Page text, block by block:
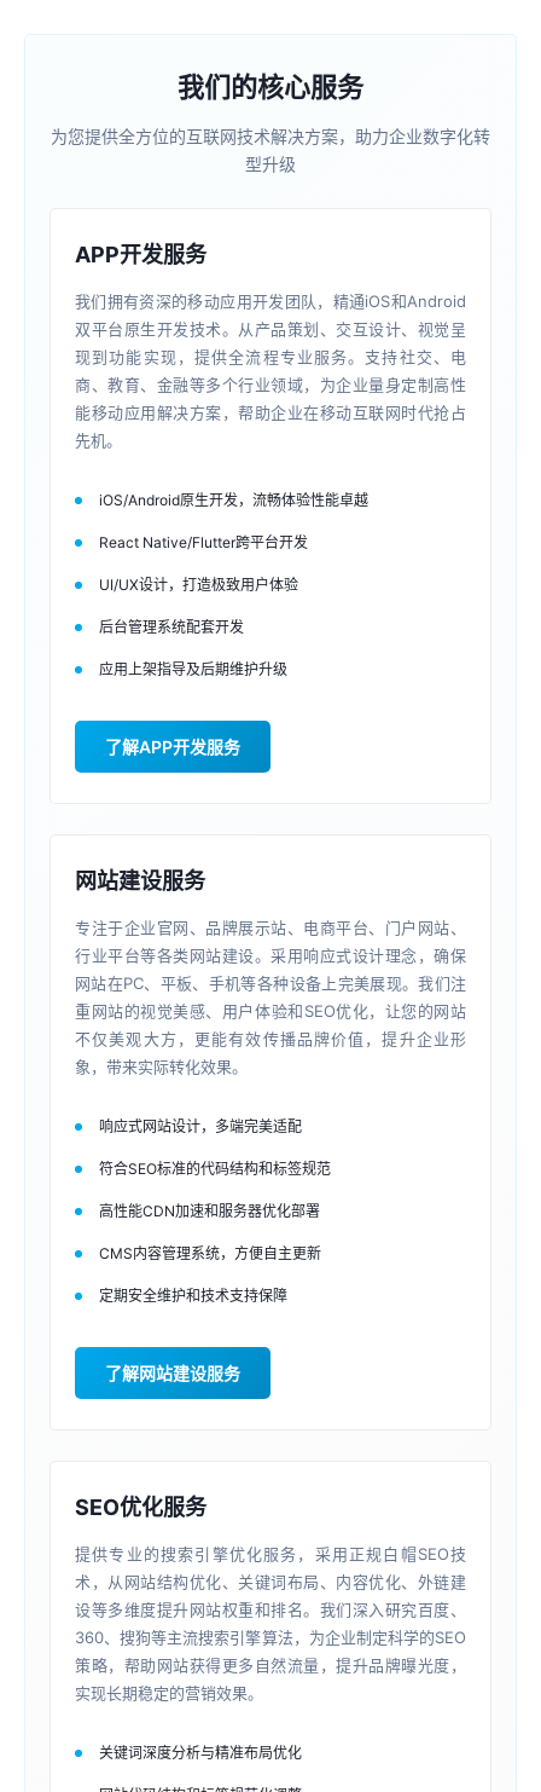
我们的核心服务
为您提供全方位的互联网技术解决方案，助力企业数字化转
型升级
APP开发服务
我们拥有资深的移动应用开发团队，精通iOS和Android
双平台原生开发技术。从产品策划、交互设计、视觉呈
现到功能实现，提供全流程专业服务。支持社交、电
商、教育、金融等多个行业领域，为企业量身定制高性
能移动应用解决方案，帮助企业在移动互联网时代抢占
先机。
iOS/Android原生开发，流畅体验性能卓越
React Native/Flutter跨平台开发
UI/UX设计，打造极致用户体验
后台管理系统配套开发
应用上架指导及后期维护升级
了解APP开发服务
网站建设服务
专注于企业官网、品牌展示站、电商平台、门户网站、
行业平台等各类网站建设。采用响应式设计理念，确保
网站在PC、平板、手机等各种设备上完美展现。我们注
重网站的视觉美感、用户体验和SEO优化，让您的网站
不仅美观大方，更能有效传播品牌价值，提升企业形
象，带来实际转化效果。
响应式网站设计，多端完美适配
符合SEO标准的代码结构和标签规范
高性能CDN加速和服务器优化部署
CMS内容管理系统，方便自主更新
定期安全维护和技术支持保障
了解网站建设服务
SEO优化服务
提供专业的搜索引擎优化服务，采用正规白帽SEO技
术，从网站结构优化、关键词布局、内容优化、外链建
设等多维度提升网站权重和排名。我们深入研究百度、
360、搜狗等主流搜索引擎算法，为企业制定科学的SEO
策略，帮助网站获得更多自然流量，提升品牌曝光度，
实现长期稳定的营销效果。
关键词深度分析与精准布局优化